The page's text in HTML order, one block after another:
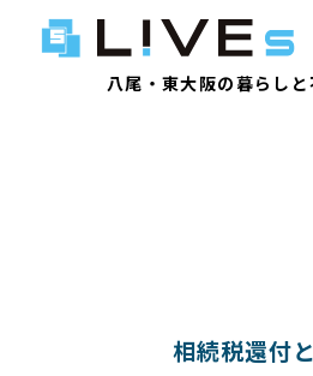
八尾・東大阪の暮らしと
取引チェックポイント
相続税還付